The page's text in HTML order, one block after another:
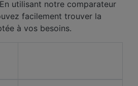
utilisant notre comparateur
facilement trouver la
à vos besoins.